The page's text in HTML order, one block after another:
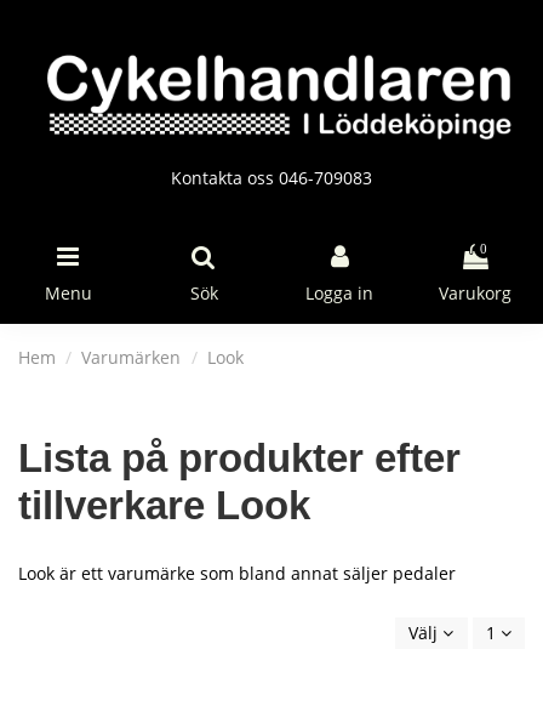
Kontakta oss 046-709083
Menu Sök Logga in
0
Varukorg
Hem Varumärken Look
Lista på produkter efter
tillverkare Look
Look är ett varumärke som bland annat säljer pedaler
Välj 1